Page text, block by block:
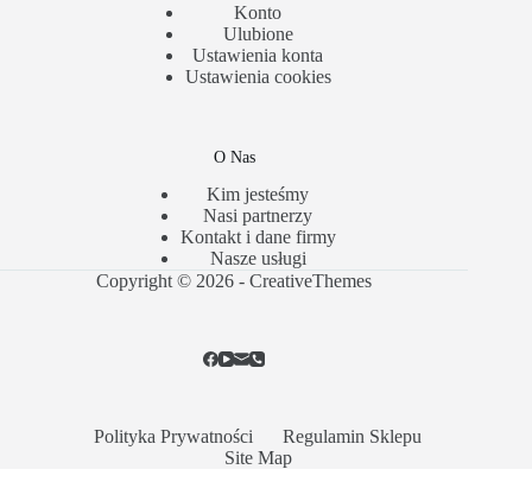
Konto
Ulubione
Ustawienia konta
Ustawienia cookies
O Nas
Kim jesteśmy
Nasi partnerzy
Kontakt i dane firmy
Nasze usługi
Copyright © 2026 -CreativeThemes
Polityka Prywatności
Regulamin Sklepu
Site Map